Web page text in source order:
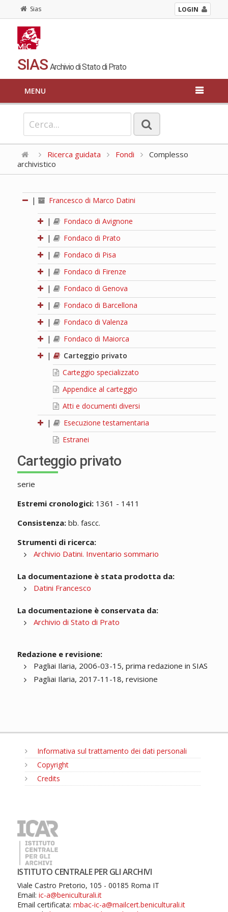
Sias LOGIN
SIAS Archivio di Stato di Prato
MENU
Ricerca guidata Fondi
Complesso
archivistico
| Francesco di Marco Datini
|
Fondaco di Avignone
|
Fondaco di Prato
|
Fondaco di Pisa
|
Fondaco di Firenze
|
Fondaco di Genova
|
Fondaco di Barcellona
|
Fondaco di Valenza
|
Fondaco di Maiorca
|
Carteggio privato
Carteggio specializzato
Appendice al carteggio
Atti e documenti diversi
|
Esecuzione testamentaria
Estranei
Carteggio privato
serie
Estremi cronologici:1361 - 1411
Consistenza:bb. fascc.
Strumenti di ricerca:
Archivio Datini. Inventario sommario
La documentazione è stata prodotta da:
Datini Francesco
La documentazione è conservata da:
Archivio di Stato di Prato
Redazione e revisione:
Pagliai Ilaria, 2006-03-15, prima redazione in SIAS
Pagliai Ilaria, 2017-11-18, revisione
Informativa sul trattamento dei dati personali
Copyright
Credits
ISTITUTO CENTRALE PER GLI ARCHIVI
Viale Castro Pretorio, 105 - 00185 Roma IT
Email: ic-a@beniculturali.it
Email certificata: mbac-ic-a@mailcert.beniculturali.it